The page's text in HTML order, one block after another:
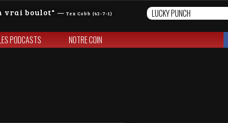
vrai boulot — Tex Cobb (42-7-1)
PODCASTS NOTRE COIN